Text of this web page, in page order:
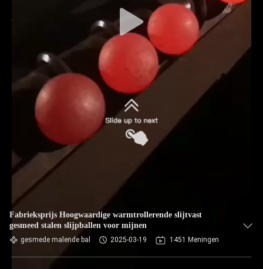
Fabrieksprijs Hoogwaardige warmtrollerende slijtvast
gesmeed stalen slijpballen voor mijnen
gesmede malende bal 2025-03-19 1451 Meningen